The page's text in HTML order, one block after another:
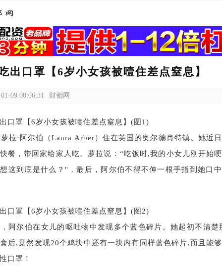
出口罩【6岁小女孩被噎住差点窒息】
09 00:06:31 财都网
拉·阿尔伯（Laura Arber）住在英国的奥尔德肖特镇。她近
餐，带回家给家人吃。萝拉说：“吃饭时,我的小女儿刚开始
这到底是什么？"，最后，阿尔伯不得不伸一根手指到她口
阿尔伯在女儿的呕吐物中发现多个蓝色碎片。她起初不清楚
后,竟然发现20个鸡块中还有一块内有同样蓝色碎片,而且能
口罩！